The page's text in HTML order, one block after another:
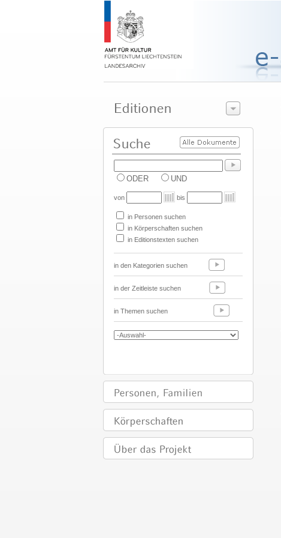
ODER UND
von bis
in Personen suchen
in Körperschaften suchen
in Editionstexten suchen
in den Kategorien suchen
in der Zeitleiste suchen
in Themen suchen